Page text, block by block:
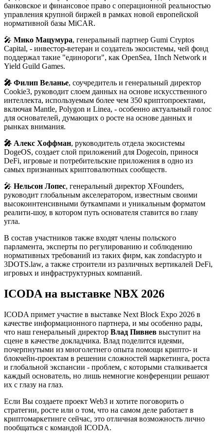
банковское и финансовое право с операционной реальностью
управления крупной биржей в рамках новой европейской
нормативной базы MiCAR.
🎤 Мико Мацумура, генеральный партнер Gumi Cryptos
Capital, - инвестор-ветеран и создатель экосистемы, чей фонд
поддержал такие "единороги", как OpenSea, 1Inch Network и
Yield Guild Games.
🎤 Филип Веланье, соучредитель и генеральный директор
Cookie3, руководит слоем данных на основе искусственного
интеллекта, используемым более чем 350 криптопроектами,
включая Mantle, Polygon и Linea, - особенно актуальный голос
для основателей, думающих о росте на основе данных и
рынках внимания.
🎤 Алекс Хоффман, руководитель отдела экосистемы
DogeOS, создает слой приложений для Dogecoin, принося
DeFi, игровые и потребительские приложения в одно из
самых признанных криптовалютных сообществ.
🎤 Нельсон Лопес, генеральный директор XFounders,
руководит глобальным акселератором, известным своими
высокоинтенсивными буткампами и уникальным форматом
реалити-шоу, в котором путь основателя ставится во главу
угла.
В состав участников также входят члены польского
парламента, эксперты по регулированию и соблюдению
нормативных требований из таких фирм, как zondacrypto и
3DOTS.law, а также строители из различных вертикалей DeFi,
игровых и инфраструктурных компаний.
ICODA на выставке NBX 2026
ICODA примет участие в выставке Next Block Expo 2026 в
качестве информационного партнера, и мы особенно рады,
что наш генеральный директор Влад Пивнев выступит на
сцене в качестве докладчика. Влад поделится идеями,
почерпнутыми из многолетнего опыта помощи крипто- и
блокчейн-проектам в решении сложностей маркетинга, роста
и глобальной экспансии - проблем, с которыми сталкивается
каждый основатель, но лишь немногие конференции решают
их с глазу на глаз.
Если Вы создаете проект Web3 и хотите поговорить о
стратегии, росте или о том, что на самом деле работает в
криптомаркетинге сейчас, это отличная возможность лично
пообщаться с командой ICODA.